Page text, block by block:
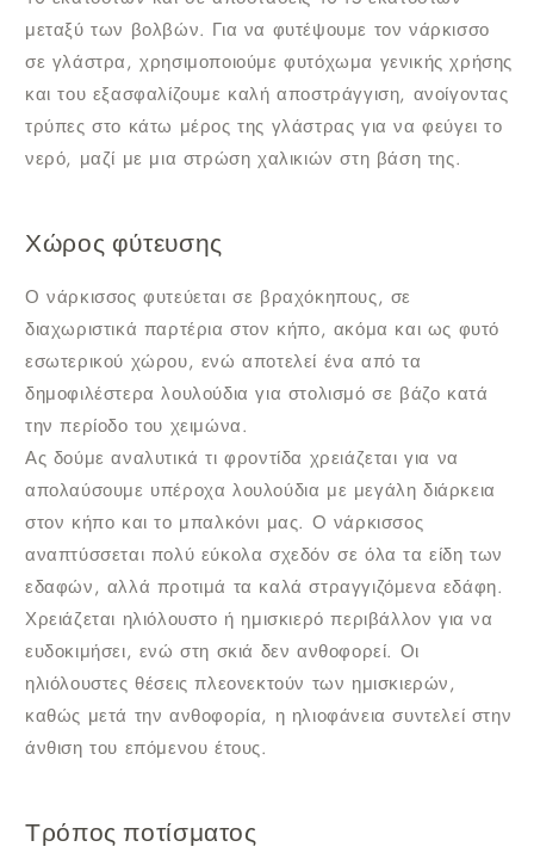
μεταξύ των βολβών. Για να φυτέψουμε τον νάρκισσο
σε γλάστρα, χρησιμοποιούμε φυτόχωμα γενικής χρήσης
και του εξασφαλίζουμε καλή αποστράγγιση, ανοίγοντας
τρύπες στο κάτω μέρος της γλάστρας για να φεύγει το
νερό, μαζί με μια στρώση χαλικιών στη βάση της.
Χώρος φύτευσης
Ο νάρκισσος φυτεύεται σε βραχόκηπους, σε
διαχωριστικά παρτέρια στον κήπο, ακόμα και ως φυτό
εσωτερικού χώρου, ενώ αποτελεί ένα από τα
δημοφιλέστερα λουλούδια για στολισμό σε βάζο κατά
την περίοδο του χειμώνα.
Ας δούμε αναλυτικά τι φροντίδα χρειάζεται για να
απολαύσουμε υπέροχα λουλούδια με μεγάλη διάρκεια
στον κήπο και το μπαλκόνι μας. Ο νάρκισσος
αναπτύσσεται πολύ εύκολα σχεδόν σε όλα τα είδη των
εδαφών, αλλά προτιμά τα καλά στραγγιζόμενα εδάφη.
Χρειάζεται ηλιόλουστο ή ημισκιερό περιβάλλον για να
ευδοκιμήσει, ενώ στη σκιά δεν ανθοφορεί. Οι
ηλιόλουστες θέσεις πλεονεκτούν των ημισκιερών,
καθώς μετά την ανθοφορία, η ηλιοφάνεια συντελεί στην
άνθιση του επόμενου έτους.
Τρόπος ποτίσματος